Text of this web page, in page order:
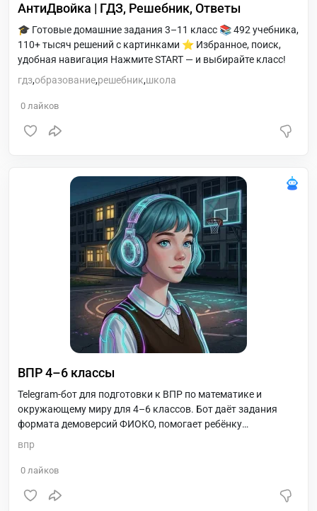
АнтиДвойка | ГДЗ, Решебник, Ответы
🎓 Готовые домашние задания 3–11 класс 📚 492 учебника,
110+ тысяч решений с картинками ⭐ Избранное, поиск,
удобная навигация Нажмите START — и выбирайте класс!
гдз,образование,решебник,школа
0 лайков
ВПР 4–6 классы
Telegram-бот для подготовки к ВПР по математике и
окружающему миру для 4–6 классов. Бот даёт задания
формата демоверсий ФИОКО, помогает ребёнку
родителям статистику: сколько задач решено, какие темы
даются хуже, как меняется прогресс. Подходит для
тренажёра к занятиям с учителем или репетитором.
впр
0 лайков